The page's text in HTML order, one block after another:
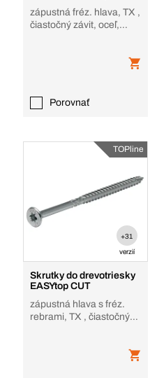
zápustná fréz. hlava, TX ,
čiastočný závit, oceľ,
Porovnať
TOPline
+31
verzií
Skrutky do drevotriesky
EASYtop CUT
zápustná hlava s fréz.
rebrami, TX , čiastočný